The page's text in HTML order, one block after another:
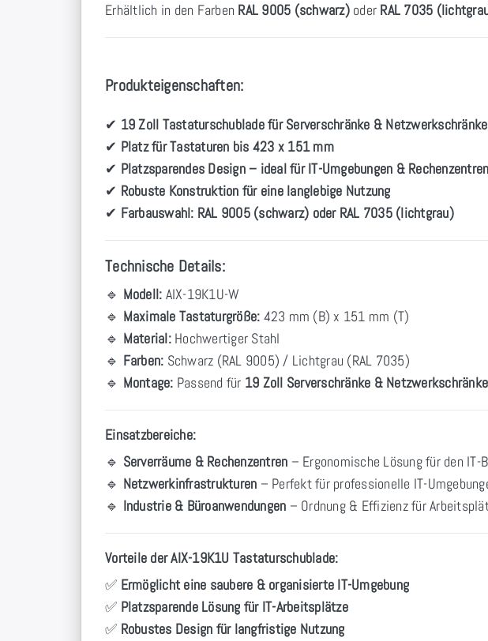
Erhältlich in den Farben RAL 9005 (schwarz)oder RAL 7035
Produkteigenschaften:
✔ 19 Zoll Tastaturschublade für Serverschränke & Netzwerkschränke
✔ Platz für Tastaturen bis 423 x 151 mm
✔ Platzsparendes Design – ideal für IT-Umgebungen & Rechenzentren
✔ Robuste Konstruktion für eine langlebige Nutzung
✔ Farbauswahl: RAL 9005 (schwarz) oder RAL 7035 (lichtgrau)
Technische Details:
🔹 Modell: AIX-19K1U-W
🔹 Maximale Tastaturgröße: 423 mm (B) x 151 mm (T)
🔹 Material:Hochwertiger Stahl
🔹 Farben: Schwarz (RAL 9005) / Lichtgrau (RAL 7035)
🔹 Montage: Passend für 19 Zoll Serverschränke & Netzwerkschränke
Einsatzbereiche:
🔹 Serverräume & Rechenzentren – Ergonomische Lösung für den IT-
🔹 Netzwerkinfrastrukturen – Perfekt für professionelle IT-
🔹 Industrie & Büroanwendungen – Ordnung & Effizienz für
Vorteile der AIX-19K1U Tastaturschublade:
✅ Ermöglicht eine saubere & organisierte IT-Umgebung
✅ Platzsparende Lösung für IT-Arbeitsplätze
✅ Robustes Design für langfristige Nutzung